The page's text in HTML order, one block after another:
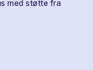
med støtte fra